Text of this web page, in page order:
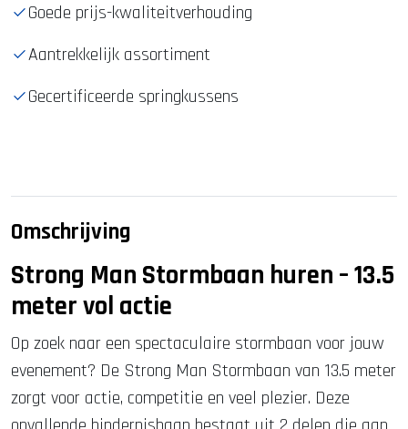
Goede prijs-kwaliteitverhouding
Aantrekkelijk assortiment
Gecertificeerde springkussens
Omschrijving
Strong Man Stormbaan huren – 13.5
meter vol actie
Op zoek naar een spectaculaire stormbaan voor jouw
evenement? De Strong Man Stormbaan van 13.5 meter
zorgt voor actie, competitie en veel plezier. Deze